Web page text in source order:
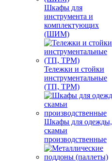
Шкафы для
инструмента и
комплектующих
(ШИМ)
Тележки и стойки
инструментальные
(ТП, ТРМ)
Шкафы для одежды,
скамьи
производственные